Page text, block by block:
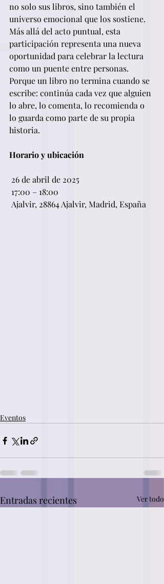
no solo sus libros, sino también el
universo emocional que los sostiene.
Más allá del acto puntual, esta
participación representa una nueva
oportunidad para celebrar la lectura
como un puente entre personas.
Porque un libro no termina cuando se
escribe: continúa cada vez que alguien
lo abre, lo comenta, lo recomienda o
lo guarda como parte de su propia
historia.
Horario y ubicación
26 de abril de 2025
17:00 – 18:00
Ajalvir, 28864 Ajalvir, Madrid, España
Eventos
Entradas recientes Ver todo